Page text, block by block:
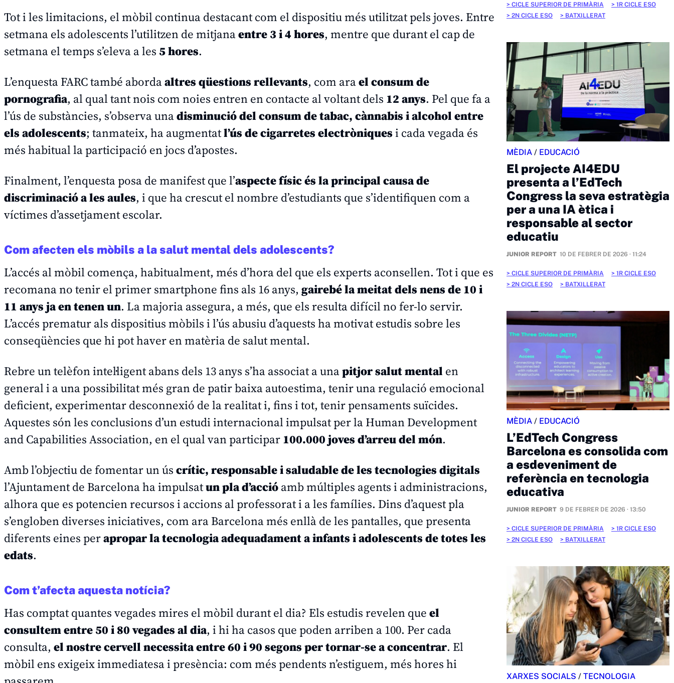
Tot i les limitacions, el mòbil continua destacant com el dispositiu més utilitzat pels joves. Entre
setmana els adolescents l’utilitzen de mitjanaentre 3 i 4 hores, mentre que durant el cap de
setmana el temps s’eleva a les 5 hores.
L’enquesta FARC també abordaaltres qüestions rellevants, com arael consum de
pornografia, al qual tant nois com noies entren en contacte al voltant dels 12 anys. Pel que fa a
l’ús de substàncies, s’observa unadisminució del consum de tabac, cànnabis i alcohol entre
els adolescents; tanmateix, ha augmentatl’ús de cigarretes electròniquesi cada vegada és
més habitual la participació en jocs d’apostes.
Finalment, l’enquesta posa de manifest que l’aspecte físic és la principal causa de
discriminació a les aules, i que ha crescut el nombre d’estudiants que s’identifiquen com a
víctimes d’assetjament escolar.
Com afecten els mòbils a la salut mental dels adolescents?
L’accés al mòbil comença, habitualment, més d’hora del que els experts aconsellen. Tot i que es
recomana no tenir el primer smartphone fins als 16 anys, gairebé la meitat dels nens de 10 i
11 anys ja en tenen un. La majoria assegura, a més, que els resulta difícil no fer-lo servir.
L’accés prematur als dispositius mòbils i l’ús abusiu d’aquests ha motivat estudis sobre les
conseqüències que hi pot haver en matèria de salut mental.
Rebre un telèfon intel·ligent abans dels 13 anys s’ha associat a unapitjor salut mental en
general i a una possibilitat més gran de patir baixa autoestima, tenir una regulació emocional
deficient, experimentar desconnexió de la realitat i, fins i tot, tenir pensaments suïcides.
Aquestes són les conclusions d’un estudi internacional impulsat per laHuman Development
and Capabilities Association, en el qual van participar100.000 joves d’arreu del món.
Amb l’objectiu de fomentar un úscrític, responsable i saludable de les tecnologies digitals
l’Ajuntament de Barcelona ha impulsatun pla d’accióamb múltiples agents i administracions,
alhora que es potencien recursos i accions al professorat i a les famílies. Dins d’aquest pla
s’engloben diverses iniciatives, com araBarcelona més enllà de les pantalles, que presenta
diferents eines perapropar la tecnologia adequadament a infants i adolescents de totes les
edats.
Com t’afecta aquesta notícia?
Has comptat quantes vegades mires el mòbil durant el dia? Els estudis revelen queel
consultem entre 50 i 80 vegades al dia, i hi ha casos que poden arriben a 100. Per cada
consulta, el nostre cervell necessita entre 60 i 90 segons per tornar-se a concentrar. El
mòbil ens exigeix immediatesa i presència: com més pendents n’estiguem, més hores hi
CICLE SUPERIOR DE PRIMÀRIA
1R CICLE ESO
2N CICLE ESO
BATXILLERAT
MÈDIA / EDUCACIÓ
El projecte AI4EDU
presenta a l’EdTech
Congress la seva estratègia
per a una IA ètica i
responsable al sector
educatiu
JUNIOR REPORT 10 DE FEBRER DE 2026 · 11:24
CICLE SUPERIOR DE PRIMÀRIA
1R CICLE ESO
2N CICLE ESO
BATXILLERAT
MÈDIA / EDUCACIÓ
L’EdTech Congress
Barcelona es consolida com
a esdeveniment de
referència en tecnologia
educativa
JUNIOR REPORT 9 DE FEBRER DE 2026 · 13:50
CICLE SUPERIOR DE PRIMÀRIA
1R CICLE ESO
2N CICLE ESO
BATXILLERAT
XARXES SOCIALS / TECNOLOGIA